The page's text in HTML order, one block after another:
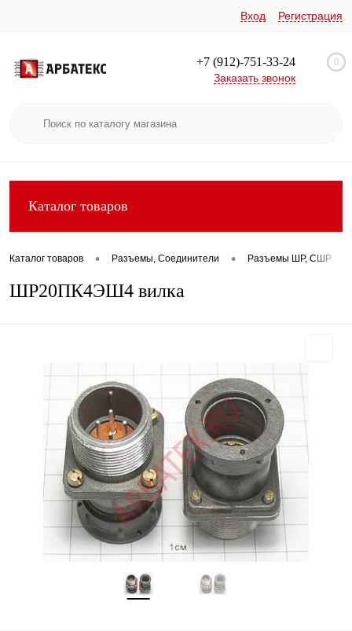
Вход Регистрация
+7 (912)-751-33-24
Заказать звонок
0
Каталог товаров
Каталог товаров • Разъемы, Соединители • Разъемы ШР, СШР
ШР20ПК4ЭШ4 вилка